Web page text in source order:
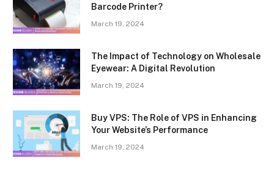
Barcode Printer?
March 19, 2024
The Impact of Technology on Wholesale
Eyewear: A Digital Revolution
March 19, 2024
Buy VPS: The Role of VPS in Enhancing
Your Website’s Performance
March 19, 2024